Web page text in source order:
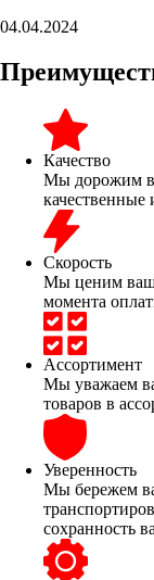
04.04.2024
Качество
Мы дорожим
Скорость
Мы ценим
момента
Ассортимент
Мы уважаем
товаров в
Уверенность
Мы бережем
сохранность